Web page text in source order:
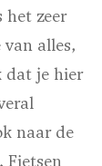
het zeer
alles,
dat je hier
naar de
Fietsen